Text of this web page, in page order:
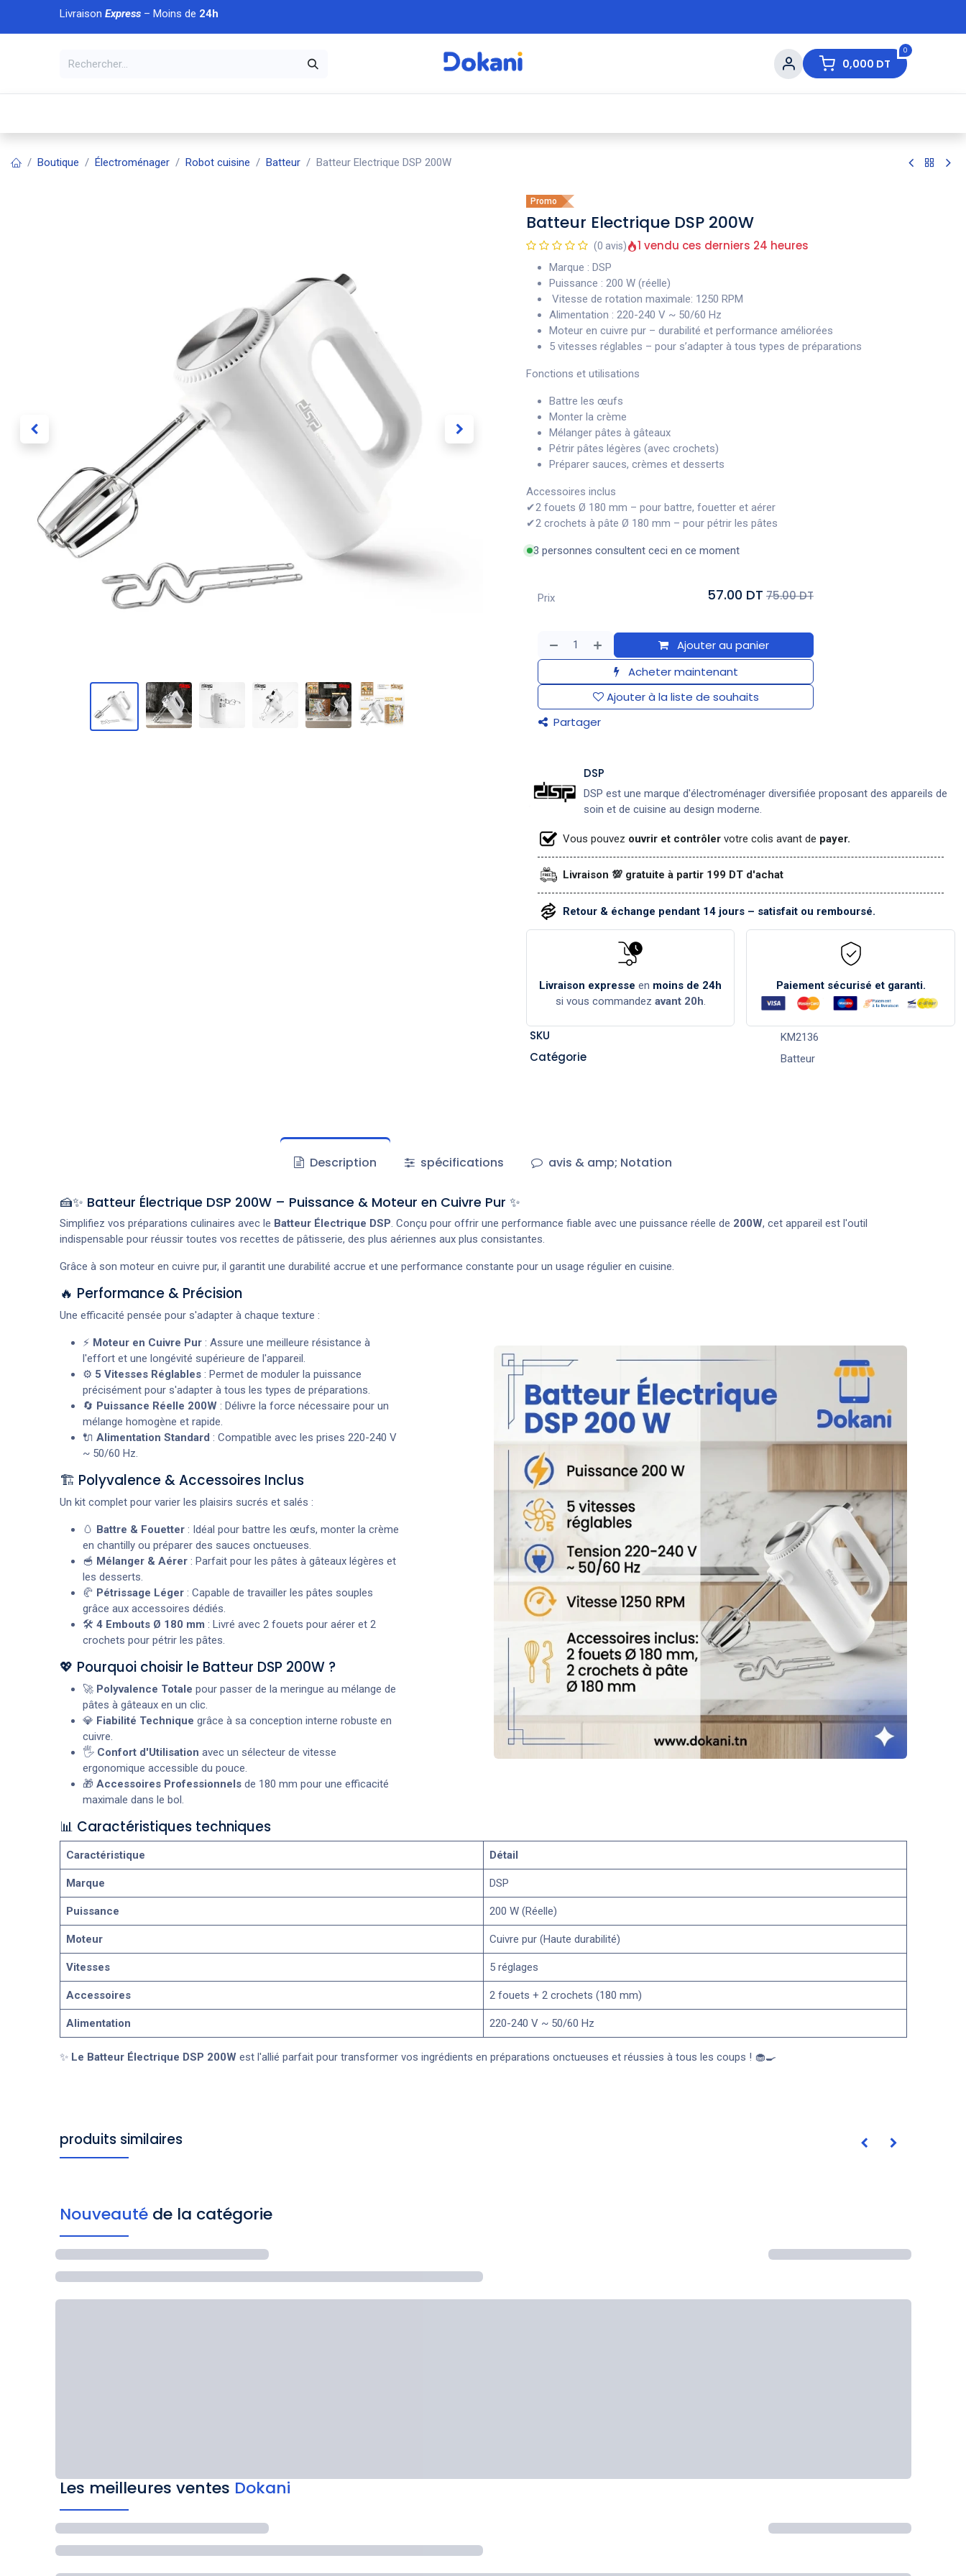
Se rendre au contenu
Livraison Express– Moins de 24h
0
0,000 DT
À DÉCOUVRIR
Boutique Électroménager Robot cuisine Batteur Batteur Electrique DSP 200W
Promo
Batteur Electrique DSP 200W
(0 avis) 1 vendu ces derniers 24 heures
Marque : DSP
Puissance : 200 W (réelle)
Vitesse de rotation maximale: 1250 RPM
Alimentation : 220-240 V ~ 50/60 Hz
Moteur en cuivre pur – durabilité et performance améliorées
5 vitesses réglables – pour s’adapter à tous types de préparations
Fonctions et utilisations
Battre les œufs
Monter la crème
Mélanger pâtes à gâteaux
Pétrir pâtes légères (avec crochets)
Préparer sauces, crèmes et desserts
Accessoires inclus
✔2 fouets Ø 180 mm – pour battre, fouetter et aérer
✔2 crochets à pâte Ø 180 mm – pour pétrir les pâtes
3 personnes consultent ceci en ce moment
Ajouter au panier
Acheter maintenant
Ajouter à la liste de souhaits
Partager
Prix 57.00 DT 75.00 DT
DSP
DSP est une marque d'électroménager diversifiée proposant des appareils de
soin et de cuisine au design moderne.
Vous pouvez ouvrir et contrôler votre colis avant de payer.
Livraison 💯 gratuite à partir 199 DT d'achat
Retour & échange pendant 14 jours – satisfait ou remboursé.
Livraison expresse en moins de 24h
si vous commandez avant 20h.
Paiement sécurisé et garanti.
SKU KM2136
Catégorie Batteur
Description spécifications avis & amp; Notation
🍰✨ Batteur Électrique DSP 200W – Puissance & Moteur en Cuivre Pur ✨
Simplifiez vos préparations culinaires avec le Batteur Électrique DSP. Conçu pour offrir une performance fiable avec une puissance réelle de 200W, cet appareil est l'outil
indispensable pour réussir toutes vos recettes de pâtisserie, des plus aériennes aux plus consistantes.
Grâce à son moteur en cuivre pur, il garantit une durabilité accrue et une performance constante pour un usage régulier en cuisine.
🔥 Performance & Précision
Une efficacité pensée pour s'adapter à chaque texture :
⚡ Moteur en Cuivre Pur: Assure une meilleure résistance à
l'effort et une longévité supérieure de l'appareil.
⚙️ 5 Vitesses Réglables: Permet de moduler la puissance
précisément pour s'adapter à tous les types de préparations.
🔄 Puissance Réelle 200W: Délivre la force nécessaire pour un
mélange homogène et rapide.
🔌 Alimentation Standard : Compatible avec les prises 220-240 V
~ 50/60 Hz.
🏗️ Polyvalence & Accessoires Inclus
Un kit complet pour varier les plaisirs sucrés et salés :
🥚 Battre & Fouetter: Idéal pour battre les œufs, monter la crème
en chantilly ou préparer des sauces onctueuses.
🥣 Mélanger & Aérer: Parfait pour les pâtes à gâteaux légères et
les desserts.
🥐 Pétrissage Léger: Capable de travailler les pâtes souples
grâce aux accessoires dédiés.
🛠️ 4 Embouts Ø 180 mm : Livré avec 2 fouets pour aérer et 2
crochets pour pétrir les pâtes.
💖 Pourquoi choisir le Batteur DSP 200W ?
🚀 Polyvalence Totale pour passer de la meringue au mélange de
pâtes à gâteaux en un clic.
💎 Fiabilité Technique grâce à sa conception interne robuste en
cuivre.
🖐️ Confort d'Utilisation avec un sélecteur de vitesse
ergonomique accessible du pouce.
🎁 Accessoires Professionnelsde 180 mm pour une efficacité
maximale dans le bol.
📊 Caractéristiques techniques
Caractéristique Détail
Marque DSP
Puissance 200 W (Réelle)
Moteur Cuivre pur (Haute durabilité)
Vitesses 5 réglages
Accessoires 2 fouets + 2 crochets (180 mm)
Alimentation 220-240 V ~ 50/60 Hz
✨ Le Batteur Électrique DSP 200West l'allié parfait pour transformer vos ingrédients en préparations onctueuses et réussies à tous les coups ! 🧁🍳
produits similaires
Nouveauté de la catégorie
Les meilleures ventes Dokani